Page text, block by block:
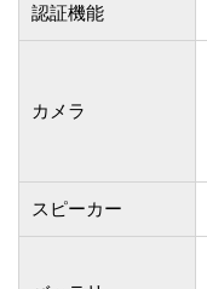
認証機能
カメラ
スピーカー